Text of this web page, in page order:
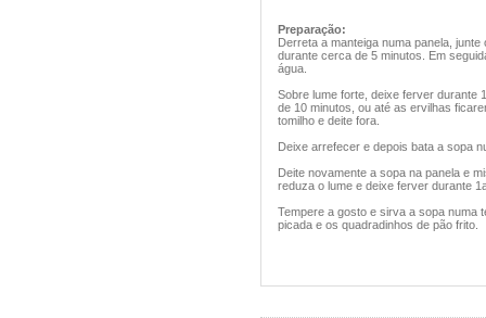
Preparação:
Derreta a manteiga numa panela,
durante cerca de 5 minutos. Em
água.
Sobre lume forte, deixe ferver durante
de 10 minutos, ou até as ervilhas
tomilho e deite fora.
Deixe arrefecer e depois bata a sopa
Deite novamente a sopa na panela e
reduza o lume e deixe ferver durante
Tempere a gosto e sirva a sopa numa
picada e os quadradinhos de pão frito.